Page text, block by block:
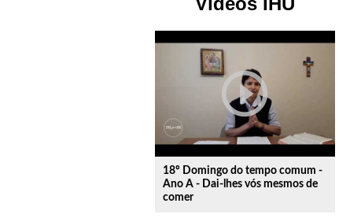
play_circle_outline
18º Domingo do tempo comum -
Ano A - Dai-lhes vós mesmos de
comer